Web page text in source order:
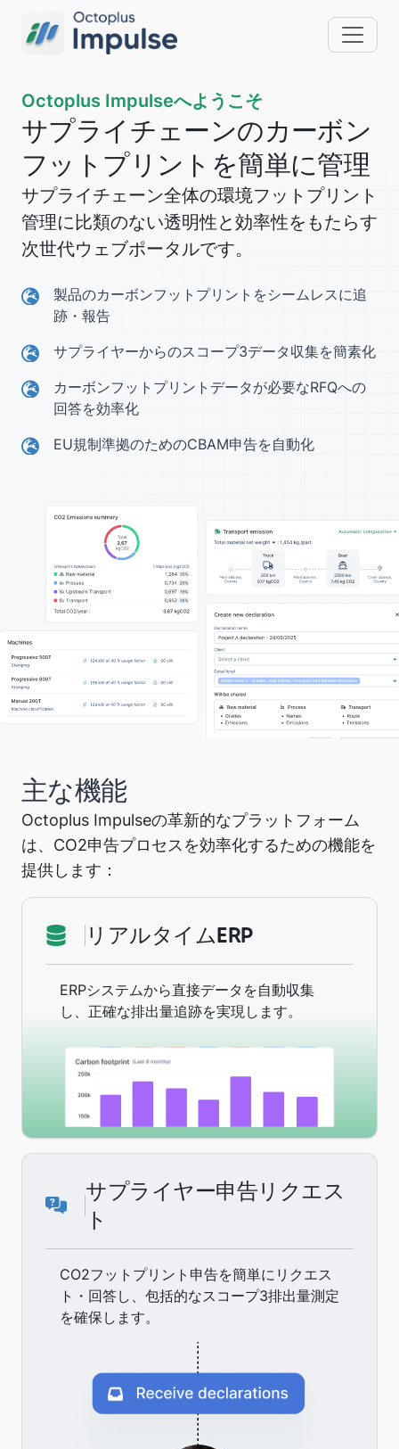
Octoplus Impulseへようこそ
サプライチェーンのカーボン
フットプリントを簡単に管理
サプライチェーン全体の環境フットプリント
管理に比類のない透明性と効率性をもたらす
次世代ウェブポータルです。
製品のカーボンフットプリントをシームレスに追
跡・報告
サプライヤーからのスコープ3データ収集を簡素化
カーボンフットプリントデータが必要なRFQへの
回答を効率化
EU規制準拠のためのCBAM申告を自動化
主な機能
Octoplus Impulseの革新的なプラットフォーム
は、CO2申告プロセスを効率化するための機能を
提供します：
リアルタイムERP
ERPシステムから直接データを自動収集
し、正確な排出量追跡を実現します。
サプライヤー申告リクエス
ト
CO2フットプリント申告を簡単にリクエス
ト・回答し、包括的なスコープ3排出量測定
を確保します。